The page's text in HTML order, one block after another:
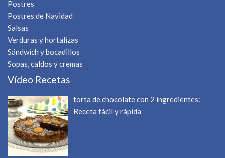
Postres
Postres de Navidad
Salsas
Verduras y hortalizas
Sándwich y bocadillos
Sopas, caldos y cremas
Vídeo Recetas
torta de chocolate con 2 ingredientes:
Receta fácil y rápida